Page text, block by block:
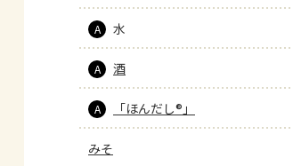
A 水
A 酒
A 「ほんだし®」
みそ